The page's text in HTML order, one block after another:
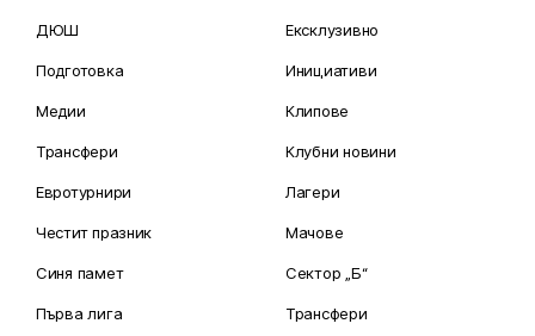
ДЮШ
Подготовка
Медии
Трансфери
Евротурнири
Честит празник
Синя памет
Първа лига
Ексклузивно
Инициативи
Клипове
Клубни новини
Лагери
Мачове
Сектор „Б“
Трансфери